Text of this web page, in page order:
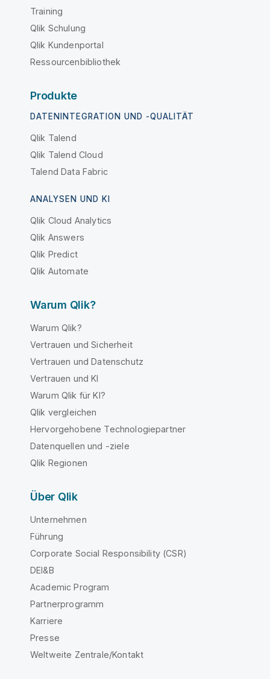
Training
Qlik Schulung
Qlik Kundenportal
Ressourcenbibliothek
Produkte
DATENINTEGRATION UND -QUALITÄT
Qlik Talend
Qlik Talend Cloud
Talend Data Fabric
ANALYSEN UND KI
Qlik Cloud Analytics
Qlik Answers
Qlik Predict
Qlik Automate
Warum Qlik?
Warum Qlik?
Vertrauen und Sicherheit
Vertrauen und Datenschutz
Vertrauen und KI
Warum Qlik für KI?
Qlik vergleichen
Hervorgehobene Technologiepartner
Datenquellen und -ziele
Qlik Regionen
Über Qlik
Unternehmen
Führung
Corporate Social Responsibility (CSR)
DEI&B
Academic Program
Partnerprogramm
Karriere
Presse
Weltweite Zentrale/Kontakt